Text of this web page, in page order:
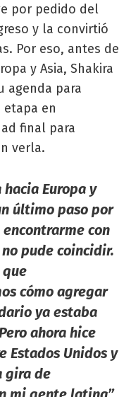
por pedido del
y la convirtió
Por eso, antes de
y Asia, Shakira
agenda para
en
final para
verla.
Europa y
último paso por
con
pude coincidir.
cómo agregar
ya estaba
ahora hice
Estados Unidos y
gira de